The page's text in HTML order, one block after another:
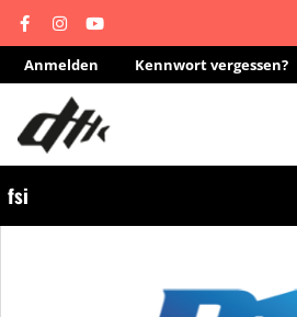
Anmelden Kennwort vergessen?
fsi